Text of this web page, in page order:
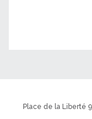
Place de la Liberté